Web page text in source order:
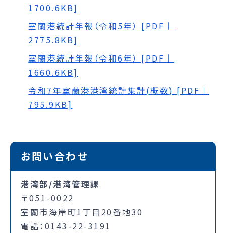
1700.6KB]
室蘭港統計年報（令和5年） [PDF｜
2775.8KB]
室蘭港統計年報（令和6年） [PDF｜
1660.6KB]
令和7年室蘭港港湾統計集計(概数) [PDF｜
795.9KB]
お問い合わせ
港湾部/港湾管理課
〒051-0022
室蘭市海岸町1丁目20番地30
電話：0143-22-3191